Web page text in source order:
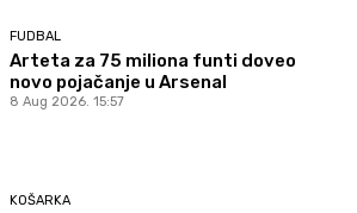
FUDBAL
Arteta za 75 miliona funti doveo
novo pojačanje u Arsenal
8 Aug 2026. 15:57
KOŠARKA